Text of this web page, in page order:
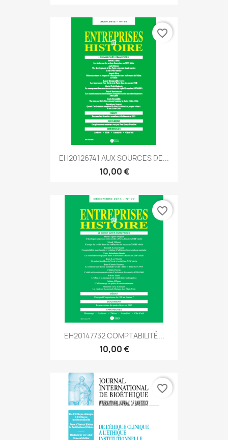
EH20126741 AUX SOURCES DE...
10,00 €
favorite_border
EH20147732 COMPTABILITÉ...
10,00 €
favorite_border
favorite_border